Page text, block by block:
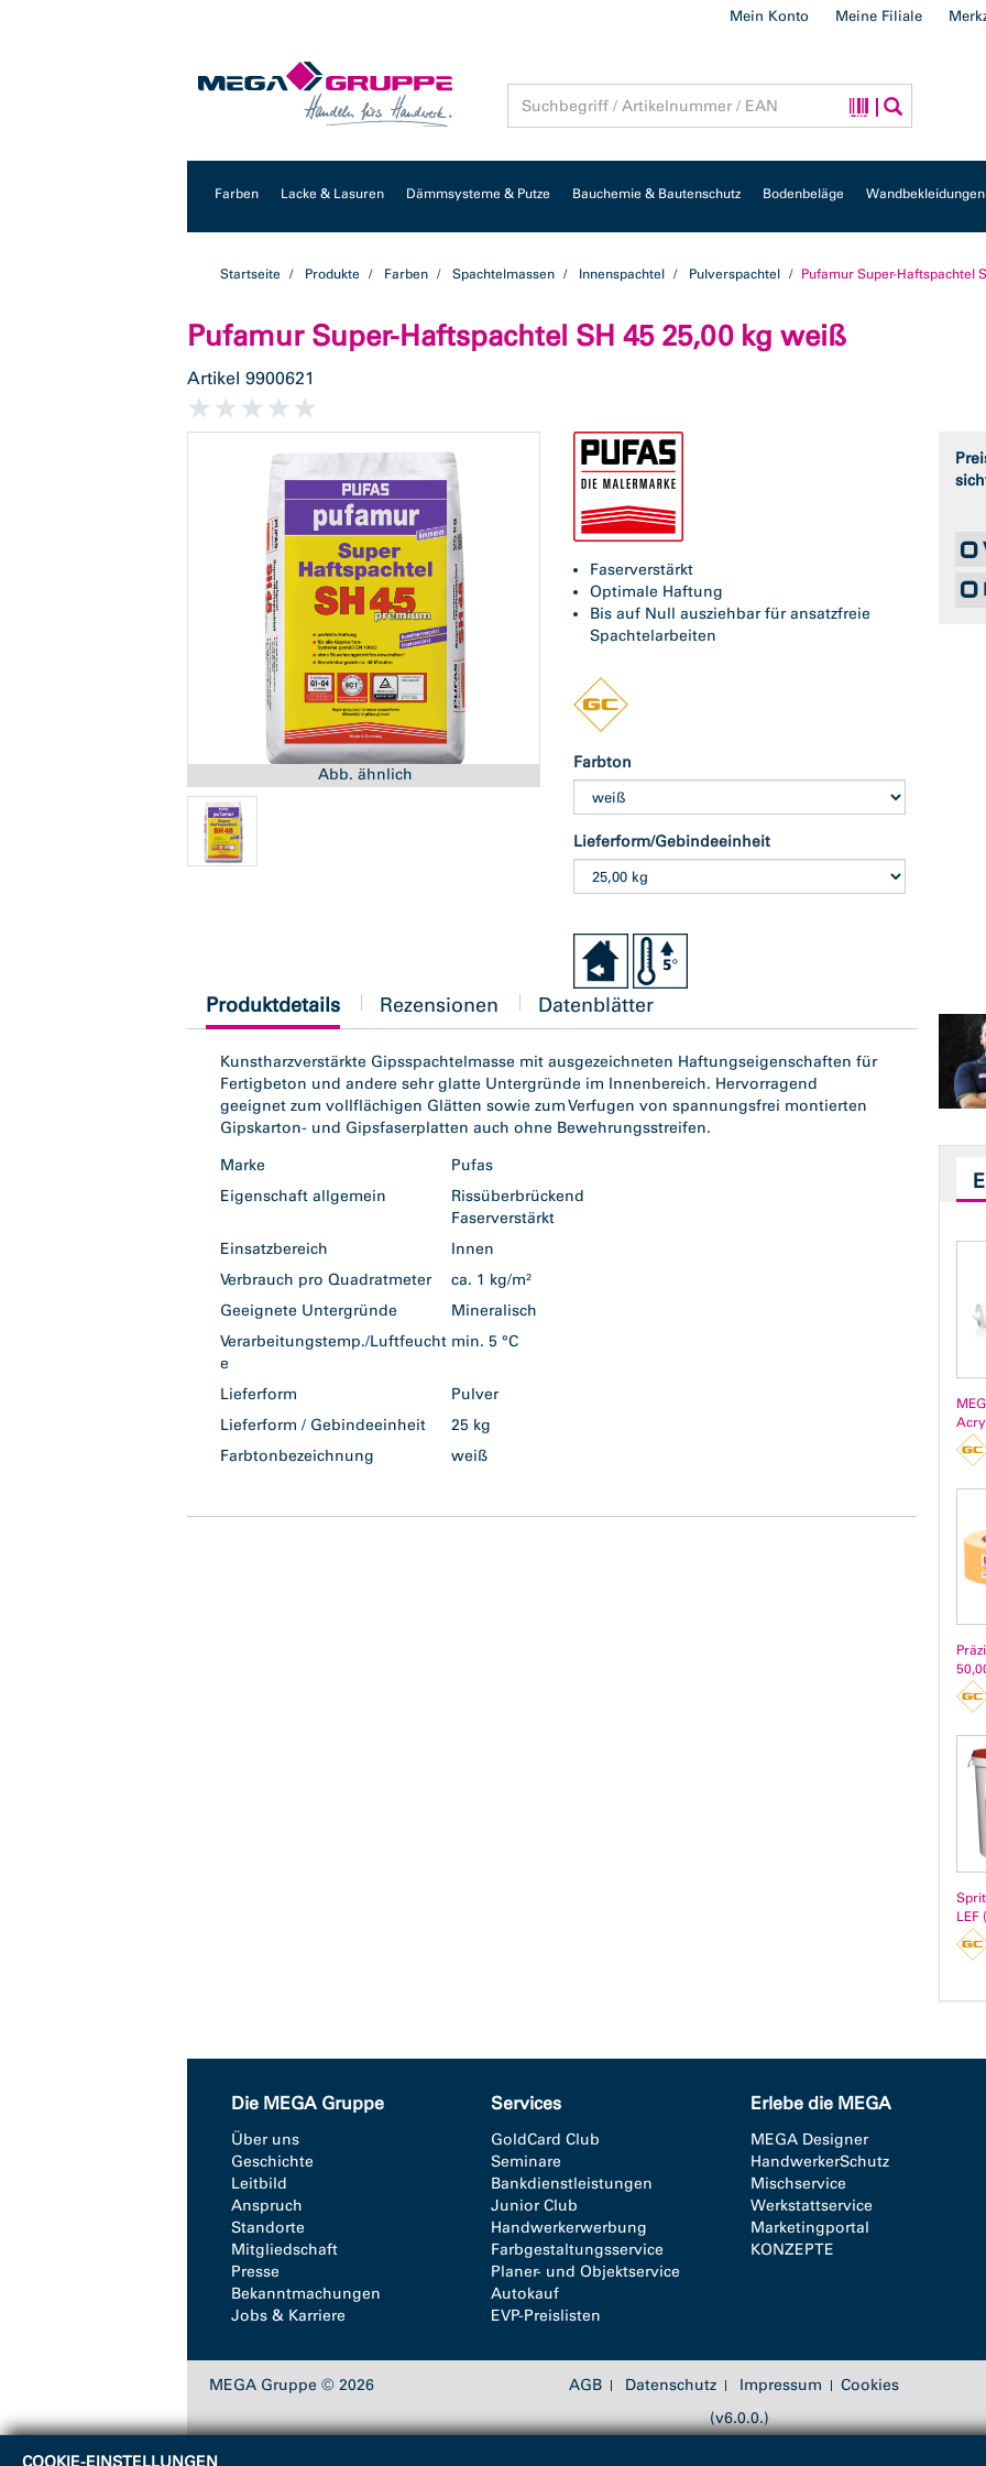
Mein Konto Meine Filiale
Farben Lacke & Lasuren Dämmsysteme & Putze Bauchemie & Bautenschutz Bodenbeläge Wandbekleidungen
Startseite Produkte Farben Spachtelmassen Innenspachtel Pulverspachtel Pufamur Super-Haftspachtel
Pufamur Super-Haftspachtel SH 45 25,00 kg weiß
Artikel 9900621
Abb. ähnlich
Faserverstärkt
Optimale Haftung
Bis auf Null ausziehbar für ansatzfreie
Spachtelarbeiten
Farbton
Lieferform/Gebindeeinheit
current
tab:
Produktdetails Rezensionen Datenblätter
Kunstharzverstärkte Gipsspachtelmasse mit ausgezeichneten Haftungseigenschaften für
Fertigbeton und andere sehr glatte Untergründe im Innenbereich. Hervorragend
geeignet zum vollflächigen Glätten sowie zum Verfugen von spannungsfrei montierten
Gipskarton- und Gipsfaserplatten auch ohne Bewehrungsstreifen.
Marke
Pufas
Eigenschaft allgemein
Rissüberbrückend
Faserverstärkt
Einsatzbereich
Innen
Verbrauch pro Quadratmeter
ca. 1 kg/m²
Geeignete Untergründe
Mineralisch
Verarbeitungstemp./Luftfeucht
e
min. 5 °C
Lieferform
Pulver
Lieferform / Gebindeeinheit
25 kg
Farbtonbezeichnung
weiß
LEF
Die MEGA Gruppe
Über uns
Geschichte
Leitbild
Anspruch
Standorte
Mitgliedschaft
Presse
Bekanntmachungen
Jobs & Karriere
Services
GoldCard Club
Seminare
Bankdienstleistungen
Junior Club
Handwerkerwerbung
Farbgestaltungsservice
Planer- und Objektservice
Autokauf
EVP-Preislisten
Erlebe die MEGA
MEGA Designer
HandwerkerSchutz
Mischservice
Werkstattservice
Marketingportal
KONZEPTE
MEGA Gruppe © 2026 AGB Datenschutz Impressum
Cookies
(v6.0.0.)
COOKIE-EINSTELLUNGEN